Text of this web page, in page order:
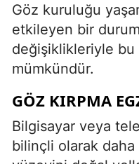
Göz kuruluğu
etkileyen bir
değişiklikleriyle
mümkündür.
GÖZ KIRPMA
Bilgisayar veya
bilinçli olarak daha